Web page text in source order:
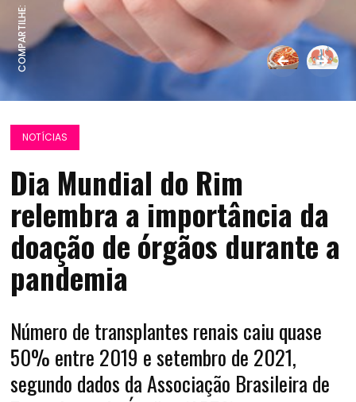
COMPARTILHE:
NOTÍCIAS
Dia Mundial do Rim
relembra a importância da
doação de órgãos durante a
pandemia
Número de transplantes renais caiu quase
50% entre 2019 e setembro de 2021,
segundo dados da Associação Brasileira de